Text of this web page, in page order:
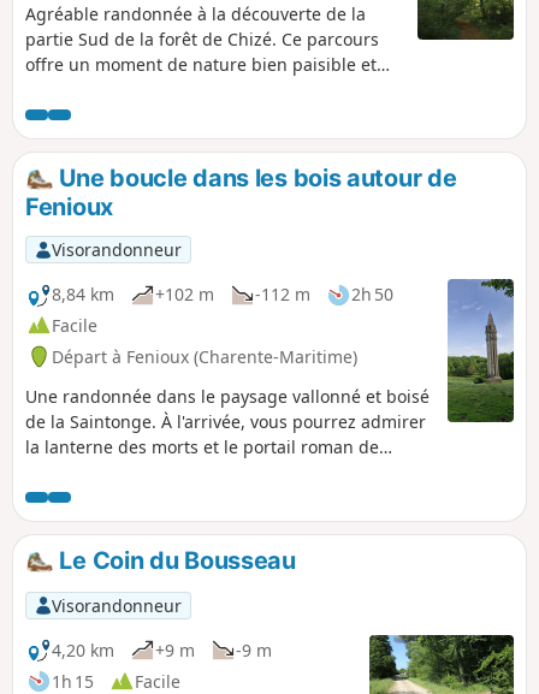
Agréable randonnée à la découverte de la
partie Sud de la forêt de Chizé. Ce parcours
offre un moment de nature bien paisible et
remarquables.
Une boucle dans les bois autour de
Fenioux
Visorandonneur
8,84 km
+102 m -112 m
2h 50
Facile
Départ à Fenioux (Charente-Maritime)
Une randonnée dans le paysage vallonné et boisé
de la Saintonge. À l'arrivée, vous pourrez admirer
la lanterne des morts et le portail roman de
renseignent sur ces deux monuments. Vous
suivez partiellement le GR®655 (un chemin de
Saint Jacques, voie de Tours) et le GR®360 mais
aucun balisage fiable sur l'itinéraire.
Le Coin du Bousseau
Visorandonneur
4,20 km
+9 m
-9 m
1h 15
Facile